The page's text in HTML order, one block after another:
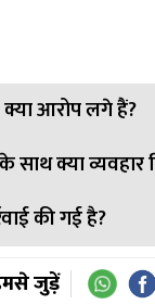
आरोप लगे हैं?
उनपर मारपीट और
साथ क्या व्यवहार
की और गड़ासा
की गई है?
पार्षद गणेश
जुड़ें